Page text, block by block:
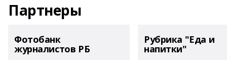
Партнеры
Фотобанк
журналистов РБ
Рубрика "Еда и
напитки"